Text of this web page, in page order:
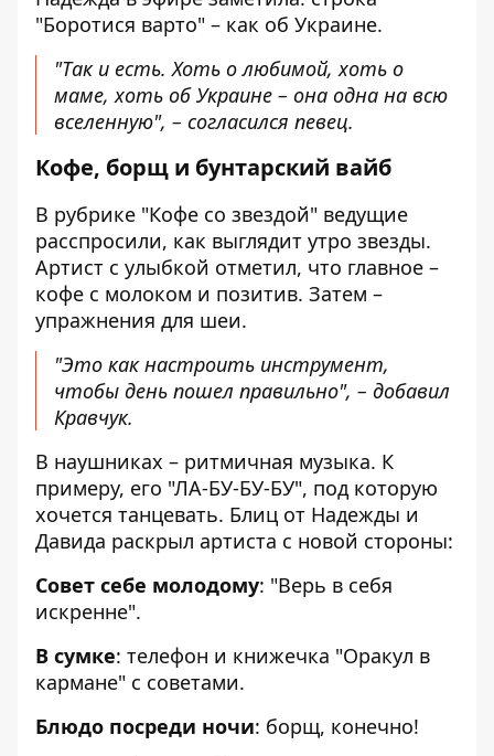
"Боротися варто" – как об Украине.
"Так и есть. Хоть о любимой, хоть о
маме, хоть об Украине – она одна на всю
вселенную", – согласился певец.
Кофе, борщ и бунтарский вайб
В рубрике "Кофе со звездой" ведущие
расспросили, как выглядит утро звезды.
Артист с улыбкой отметил, что главное –
кофе с молоком и позитив. Затем –
упражнения для шеи.
"Это как настроить инструмент,
чтобы день пошел правильно", – добавил
Кравчук.
В наушниках – ритмичная музыка. К
примеру, его "ЛА-БУ-БУ-БУ", под которую
хочется танцевать. Блиц от Надежды и
Давида раскрыл артиста с новой стороны:
Совет себе молодому: "Верь в себя
искренне".
В сумке: телефон и книжечка "Оракул в
кармане" с советами.
Блюдо посреди ночи: борщ, конечно!